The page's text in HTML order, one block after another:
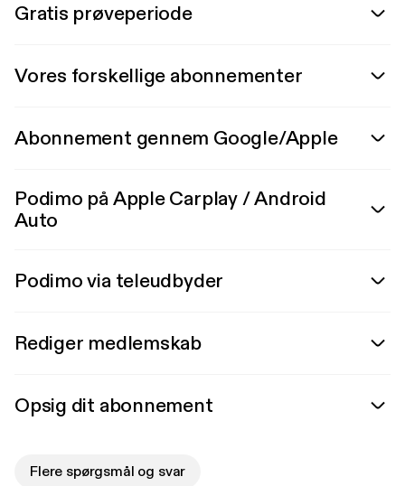
Gratis prøveperiode
Vores forskellige abonnementer
Abonnement gennem Google/Apple
Podimo på Apple Carplay / Android
Auto
Podimo via teleudbyder
Rediger medlemskab
Opsig dit abonnement
Flere spørgsmål og svar